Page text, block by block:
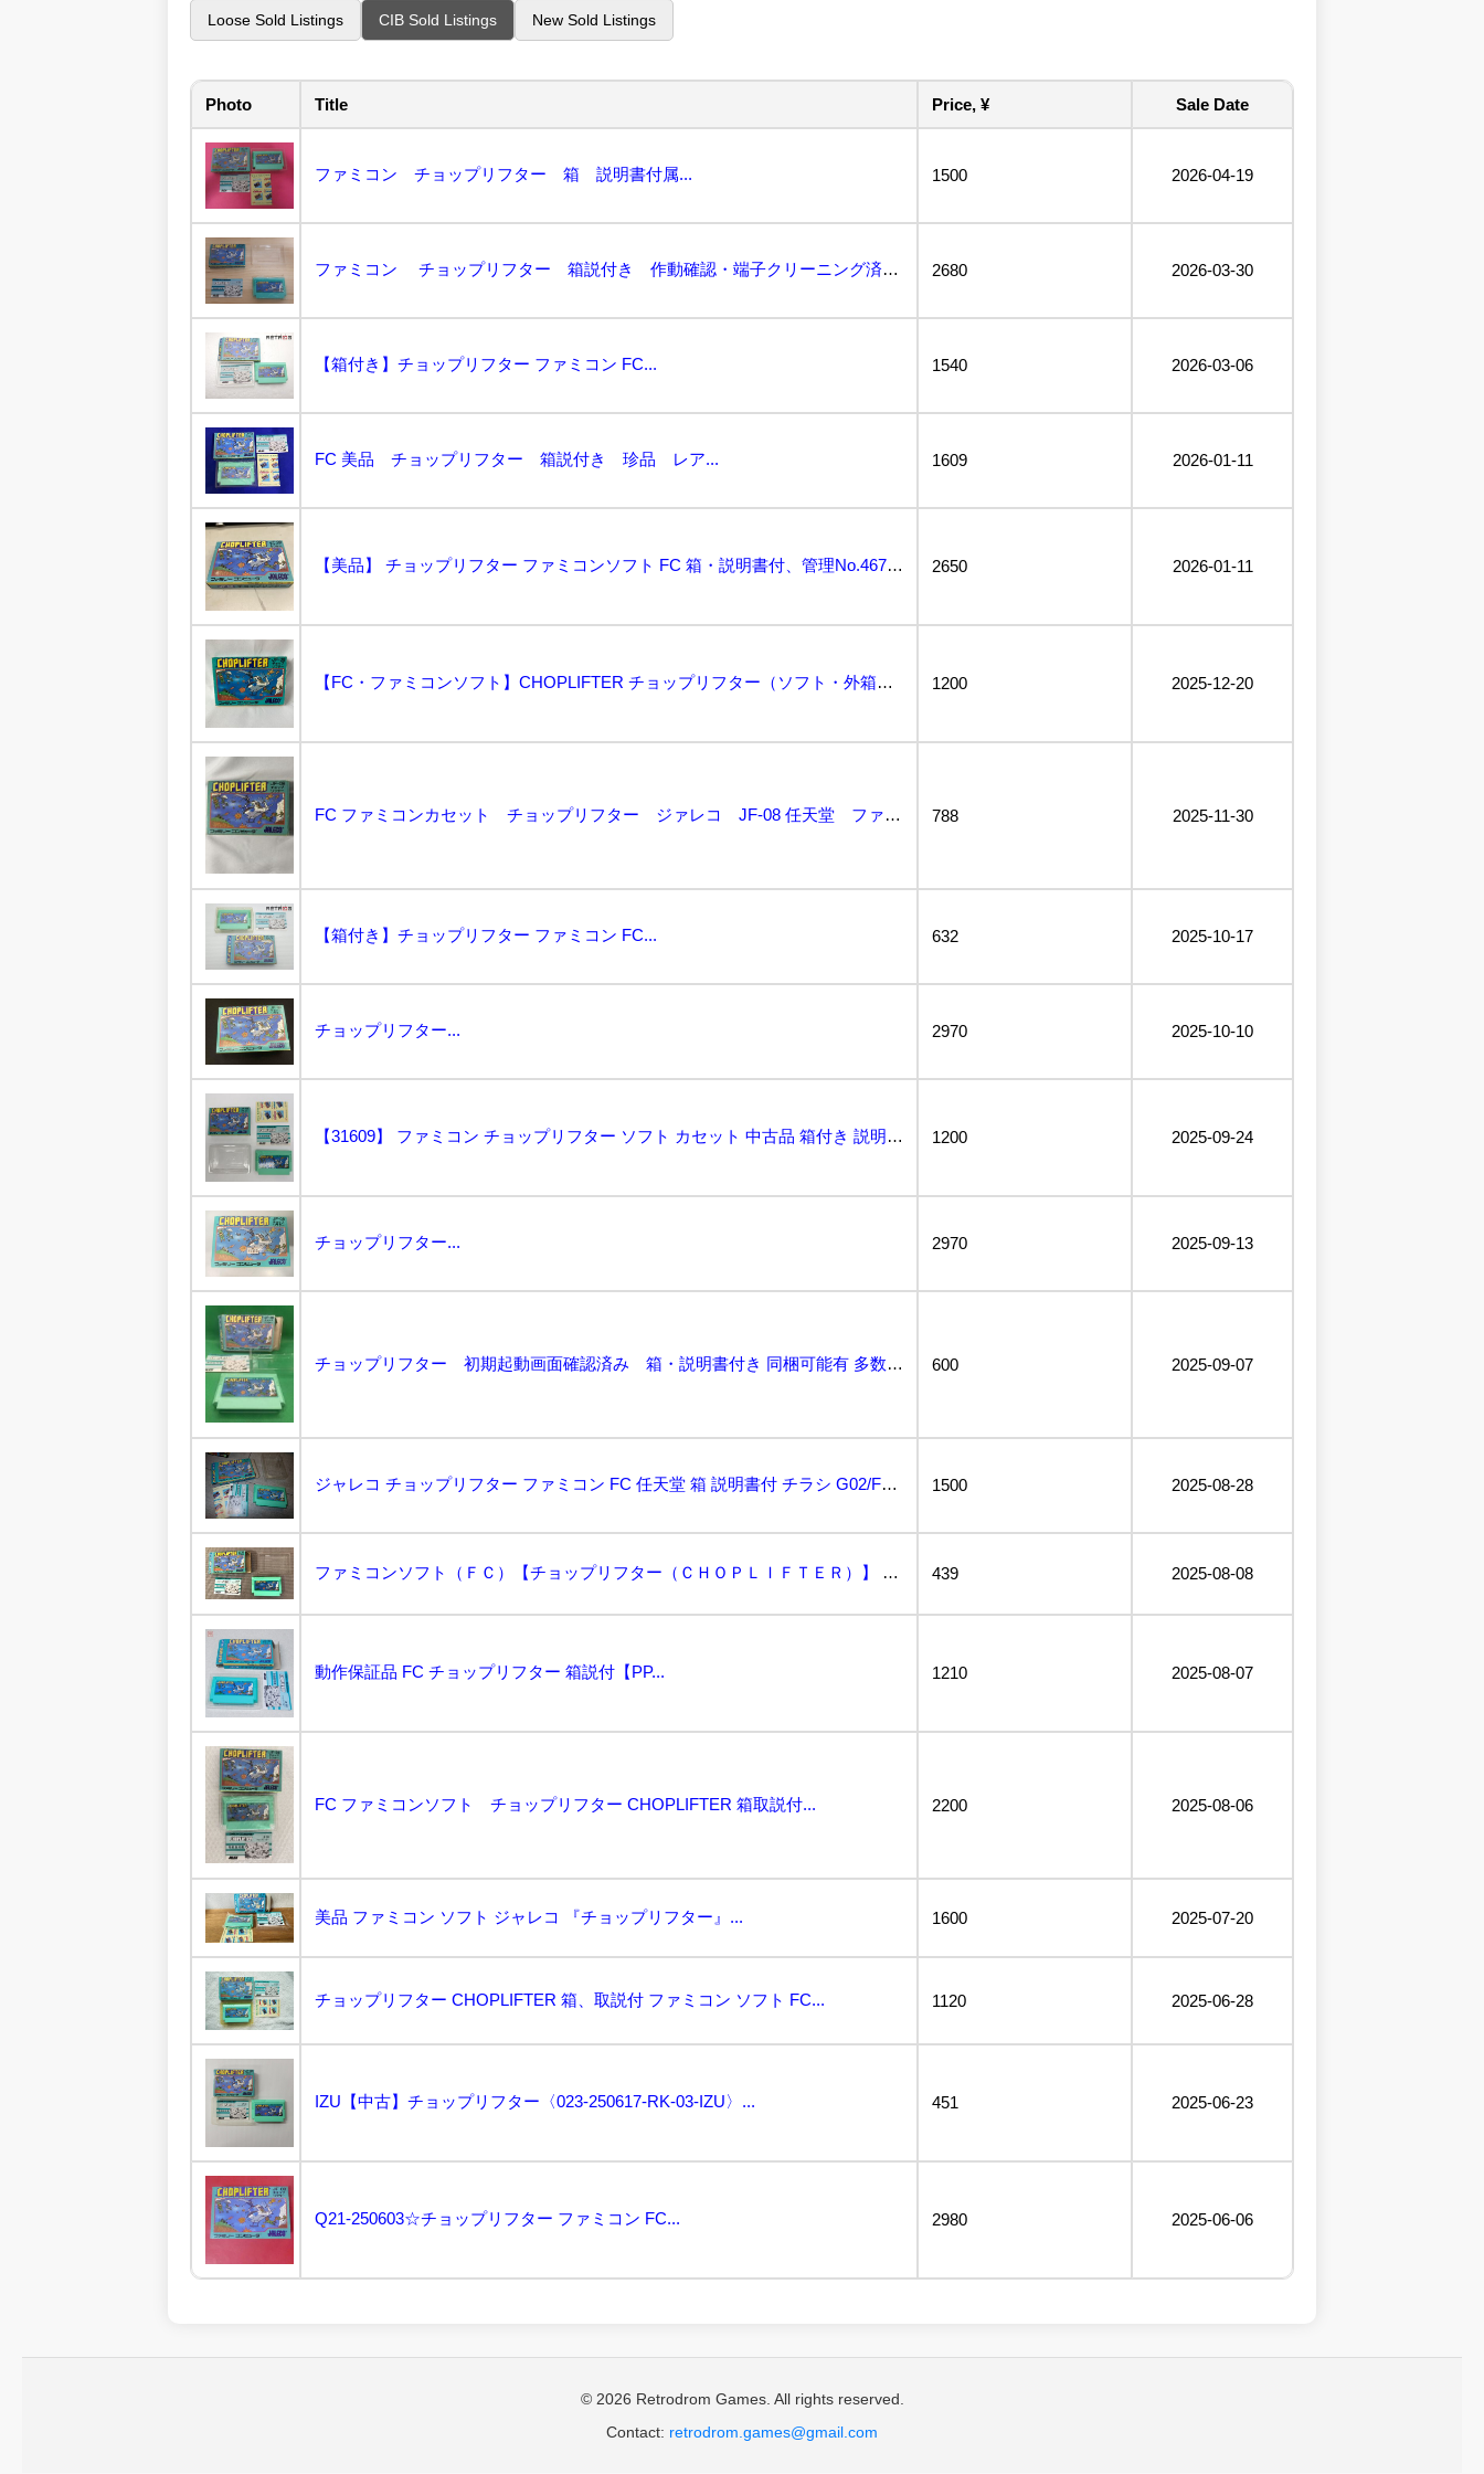
Loose Sold Listings CIB Sold Listings New Sold Listings
Photo Title Price, ¥ Sale Date
ファミコン チョップリフター 箱 説明書付属... 1500 2026-04-19
ファミコン チョップリフター 箱説付き 作動確認・端子クリーニング済み... 2680 2026-03-30
【箱付き】チョップリフター ファミコン FC... 1540 2026-03-06
FC 美品 チョップリフター 箱説付き 珍品 レア... 1609 2026-01-11
【美品】 チョップリフター ファミコンソフト FC 箱・説明書付、管理No.4671... 2650 2026-01-11
【FC・ファミコンソフト】CHOPLIFTER チョップリフター（ソフト・外箱・説明書・パンフレット... 1200 2025-12-20
FC ファミコンカセット チョップリフター ジァレコ JF-08 任天堂 ファミコンソフト 昭和レト... 788 2025-11-30
【箱付き】チョップリフター ファミコン FC... 632 2025-10-17
チョップリフター... 2970 2025-10-10
【31609】 ファミコン チョップリフター ソフト カセット 中古品 箱付き 説明書 起動未確認 ... 1200 2025-09-24
チョップリフター... 2970 2025-09-13
チョップリフター 初期起動画面確認済み 箱・説明書付き 同梱可能有 多数出品中... 600 2025-09-07
ジャレコ チョップリフター ファミコン FC 任天堂 箱 説明書付 チラシ G02/F2108... 1500 2025-08-28
ファミコンソフト（ＦＣ）【チョップリフター（ＣＨＯＰＬＩＦＴＥＲ）】 箱・説明書付き... 439 2025-08-08
動作保証品 FC チョップリフター 箱説付【PP... 1210 2025-08-07
FC ファミコンソフト チョップリフター CHOPLIFTER 箱取説付... 2200 2025-08-06
美品 ファミコン ソフト ジャレコ 『チョップリフター』... 1600 2025-07-20
チョップリフター CHOPLIFTER 箱、取説付 ファミコン ソフト FC... 1120 2025-06-28
IZU【中古】チョップリフター〈023-250617-RK-03-IZU〉... 451 2025-06-23
Q21-250603☆チョップリフター ファミコン FC... 2980 2025-06-06
© 2026 Retrodrom Games. All rights reserved.
Contact: retrodrom.games@gmail.com